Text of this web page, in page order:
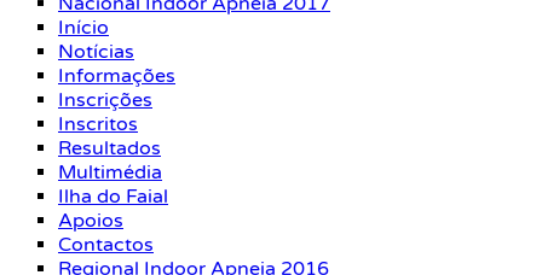
Início
Notícias
Informações
Inscrições
Inscritos
Resultados
Multimédia
Ilha do Faial
Apoios
Contactos
Regional Indoor Apneia 2016